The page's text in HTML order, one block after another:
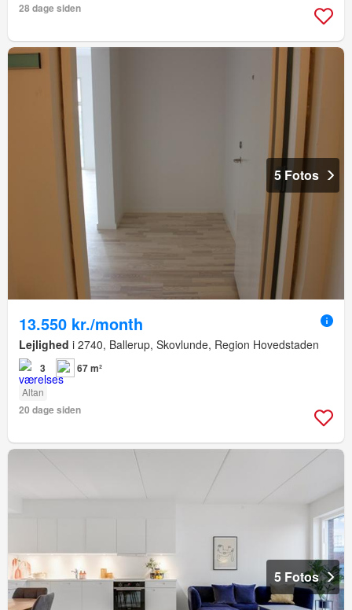
28 dage siden
5 Fotos
13.550 kr./month
Lejlighed i 2740, Ballerup, Skovlunde, Region Hovedstaden
3 67 m²
Altan
20 dage siden
5 Fotos